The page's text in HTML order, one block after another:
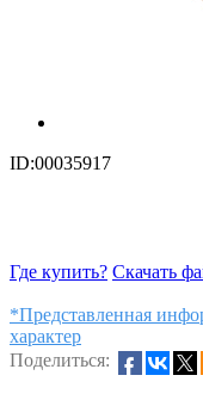
ID:00035917
Где купить? Скачать
*Представленная
характер
Поделиться: